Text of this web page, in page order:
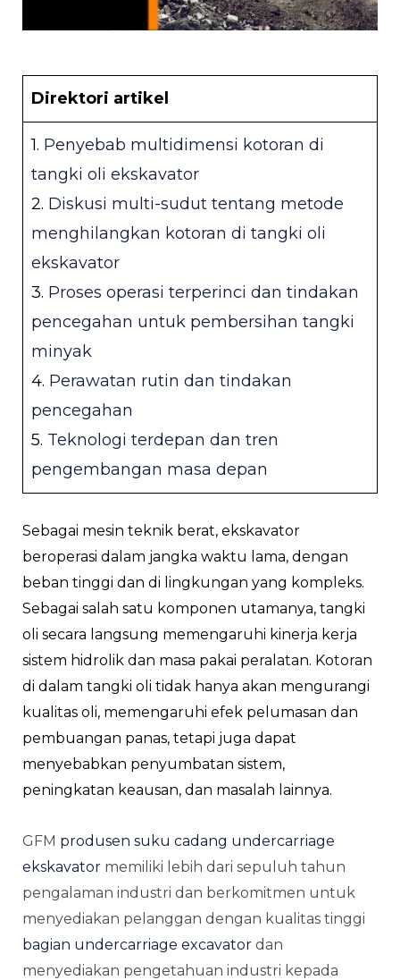
Direktori artikel
1. Penyebab multidimensi kotoran di
tangki oli ekskavator
2. Diskusi multi-sudut tentang metode
menghilangkan kotoran di tangki oli
ekskavator
3. Proses operasi terperinci dan tindakan
pencegahan untuk pembersihan tangki
minyak
4. Perawatan rutin dan tindakan
pencegahan
5. Teknologi terdepan dan tren
pengembangan masa depan
Sebagai mesin teknik berat, ekskavator
beroperasi dalam jangka waktu lama, dengan
beban tinggi dan di lingkungan yang kompleks.
Sebagai salah satu komponen utamanya, tangki
oli secara langsung memengaruhi kinerja kerja
sistem hidrolik dan masa pakai peralatan. Kotoran
di dalam tangki oli tidak hanya akan mengurangi
kualitas oli, memengaruhi efek pelumasan dan
pembuangan panas, tetapi juga dapat
menyebabkan penyumbatan sistem,
peningkatan keausan, dan masalah lainnya.
GFM produsen suku cadang undercarriage
ekskavator memiliki lebih dari sepuluh tahun
pengalaman industri dan berkomitmen untuk
menyediakan pelanggan dengan kualitas tinggi
bagian undercarriage excavator dan
menyediakan pengetahuan industri kepada